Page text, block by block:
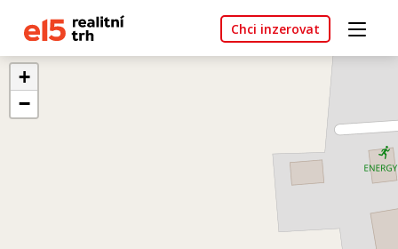
Chci inzerovat
+
−